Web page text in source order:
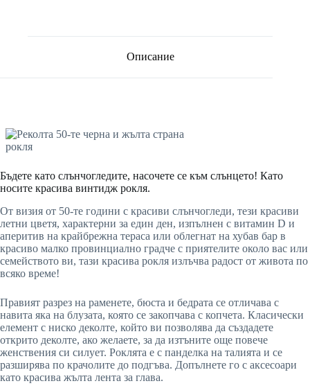
Описание
Бъдете като слънчогледите, насочете се към слънцето! Като
носите красива винтидж рокля.
От визия от 50-те години с красиви слънчогледи, тези красиви
летни цветя, характерни за един ден, изпълнен с витамин D и
аперитив на крайбрежна тераса или облегнат на хубав бар в
красиво малко провинциално градче с приятелите около вас или
семейството ви, тази красива рокля излъчва радост от живота по
всяко време!
Правият разрез на раменете, бюста и бедрата се отличава с
навита яка на блузата, която се закопчава с копчета. Класически
елемент с ниско деколте, който ви позволява да създадете
открито деколте, ако желаете, за да изтъните още повече
женствения си силует. Роклята е с панделка на талията и се
разширява по крачолите до подгъва. Допълнете го с аксесоари
като красива жълта лента за глава.